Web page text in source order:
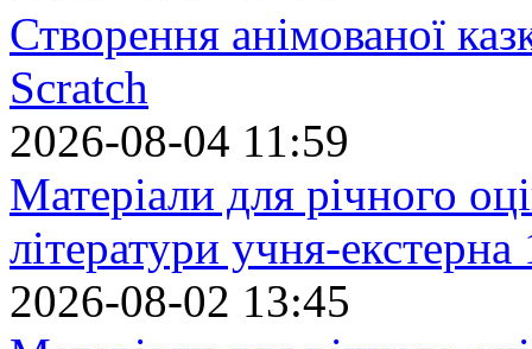
Створення анімованої
Scratch
2026-08-04 11:59
Матеріали для річного
літератури учня-екстерна
2026-08-02 13:45